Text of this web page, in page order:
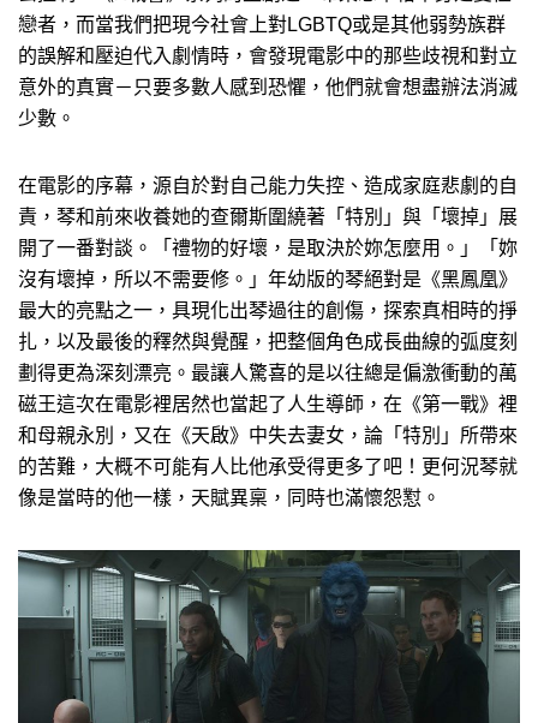
戀者，而當我們把現今社會上對LGBTQ或是其他弱勢族群
的誤解和壓迫代入劇情時，會發現電影中的那些歧視和對立
意外的真實－只要多數人感到恐懼，他們就會想盡辦法消滅
少數。
在電影的序幕，源自於對自己能力失控、造成家庭悲劇的自
責，琴和前來收養她的查爾斯圍繞著「特別」與「壞掉」展
開了一番對談。「禮物的好壞，是取決於妳怎麼用。」「妳
沒有壞掉，所以不需要修。」年幼版的琴絕對是《黑鳳凰》
最大的亮點之一，具現化出琴過往的創傷，探索真相時的掙
扎，以及最後的釋然與覺醒，把整個角色成長曲線的弧度刻
劃得更為深刻漂亮。最讓人驚喜的是以往總是偏激衝動的萬
磁王這次在電影裡居然也當起了人生導師，在《第一戰》裡
和母親永別，又在《天啟》中失去妻女，論「特別」所帶來
的苦難，大概不可能有人比他承受得更多了吧！更何況琴就
像是當時的他一樣，天賦異稟，同時也滿懷怨懟。